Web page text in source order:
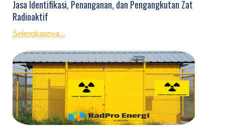
Jasa Identifikasi, Penanganan, dan Pengangkutan Zat
Radioaktif
Selengkapnya...